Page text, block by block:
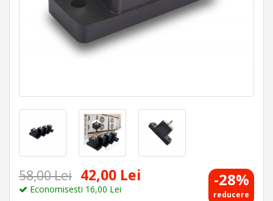
-28%
reducere
58,00 Lei 42,00 Lei
Economisesti 16,00 Lei